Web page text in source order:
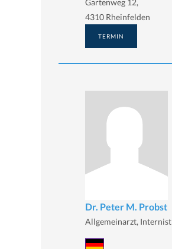
4310 Rheinfelden
TERMIN
Dr. Peter M. Probst
Allgemeinarzt, Internist